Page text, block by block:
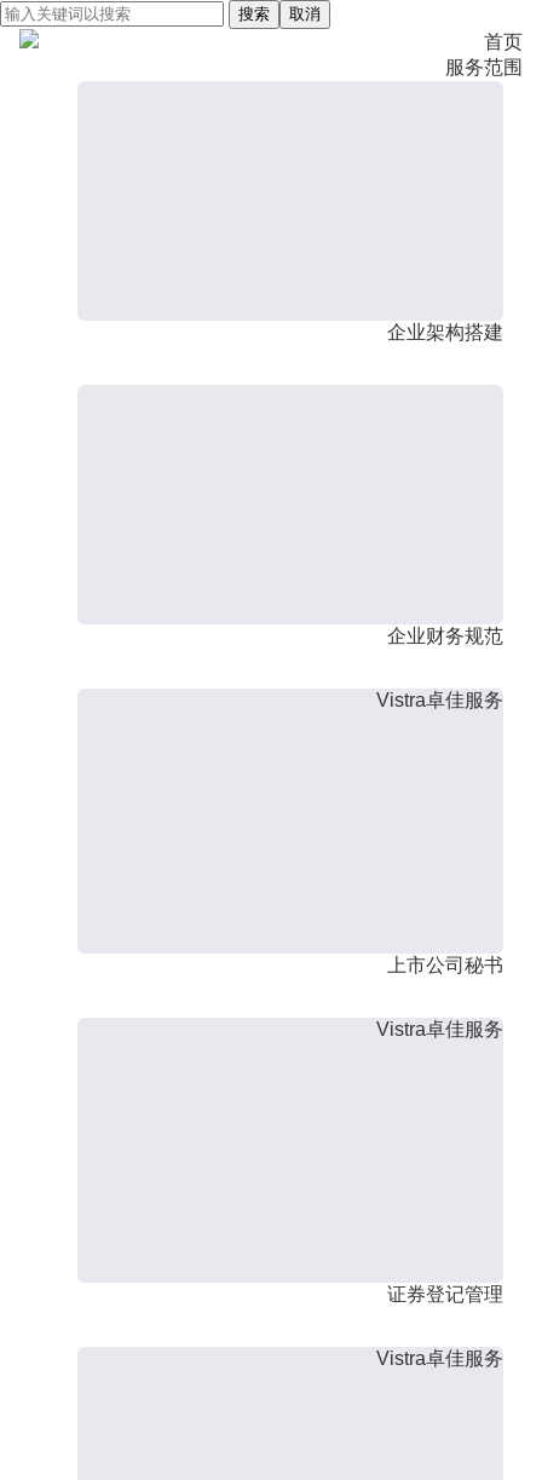
搜索 取消
首页
服务范围
企业架构搭建
企业财务规范
Vistra卓佳服务
上市公司秘书
Vistra卓佳服务
证券登记管理
Vistra卓佳服务